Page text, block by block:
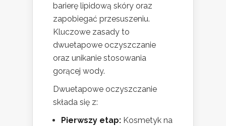
barierę lipidową skóry oraz
zapobiegać przesuszeniu.
Kluczowe zasady to
dwuetapowe oczyszczanie
oraz unikanie stosowania
gorącej wody.
Dwuetapowe oczyszczanie
składa się z:
Pierwszy etap: Kosmetyk na